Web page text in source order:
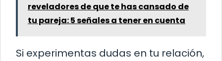
reveladores de que te has cansado de
tu pareja: 5 señales a tener en cuenta
Si experimentas dudas en tu relación,